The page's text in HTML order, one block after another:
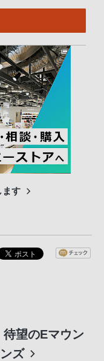
ます
待望のEマウン
ズ